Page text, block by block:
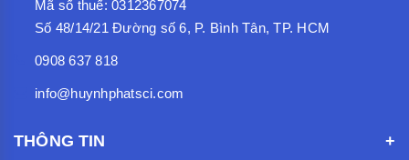
Mã số thuế: 0312367074
Số 48/14/21 Đường số 6, P. Bình Tân, TP. HCM
0908 637 818
info@huynhphatsci.com
THÔNG TIN